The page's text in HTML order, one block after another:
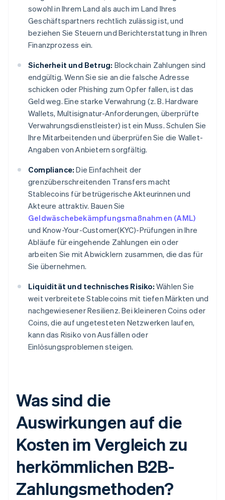
sowohl in Ihrem Land als auch im Land Ihres
Geschäftspartners rechtlich zulässig ist, und
beziehen Sie Steuern und Berichterstattung in Ihren
Finanzprozess ein.
Sicherheit und Betrug: Blockchain Zahlungen sind
endgültig. Wenn Sie sie an die falsche Adresse
schicken oder Phishing zum Opfer fallen, ist das
Geld weg. Eine starke Verwahrung (z. B. Hardware
Wallets, Multisignatur-Anforderungen, überprüfte
Verwahrungsdienstleister) ist ein Muss. Schulen Sie
Ihre Mitarbeitenden und überprüfen Sie die Wallet-
Angaben von Anbietern sorgfältig.
Compliance: Die Einfachheit der
grenzüberschreitenden Transfers macht
Stablecoins für betrügerische Akteurinnen und
Akteure attraktiv. Bauen Sie
Geldwäschebekämpfungsmaßnahmen (AML)
und Know-Your-Customer(KYC)-Prüfungen in Ihre
Abläufe für eingehende Zahlungen ein oder
arbeiten Sie mit Abwicklern zusammen, die das für
Sie übernehmen.
Liquidität und technisches Risiko: Wählen Sie
weit verbreitete Stablecoins mit tiefen Märkten und
nachgewiesener Resilienz. Bei kleineren Coins oder
Coins, die auf ungetesteten Netzwerken laufen,
kann das Risiko von Ausfällen oder
Einlösungsproblemen steigen.
Was sind die
Auswirkungen auf die
Kosten im Vergleich zu
herkömmlichen B2B-
Zahlungsmethoden?